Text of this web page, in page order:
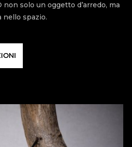
non solo un oggetto d’arredo, ma
nello spazio.